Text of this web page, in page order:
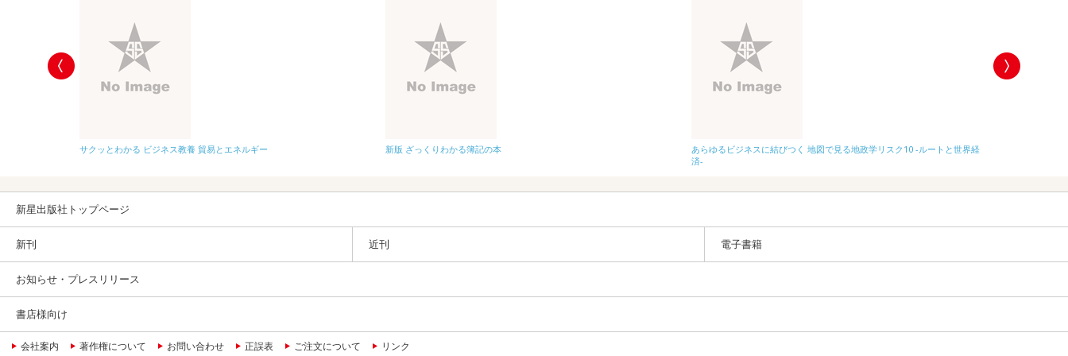
サクッとわかる ビジネス教養 貿易とエネルギー 新版 ざっくりわかる簿記の本
あらゆるビジネスに結びつく 地図で見る地政学リスク10 -ルートと世界経
済-
新星出版社トップページ
新刊 近刊 電子書籍
お知らせ・プレスリリース
書店様向け
会社案内 著作権について お問い合わせ 正誤表 ご注文について リンク